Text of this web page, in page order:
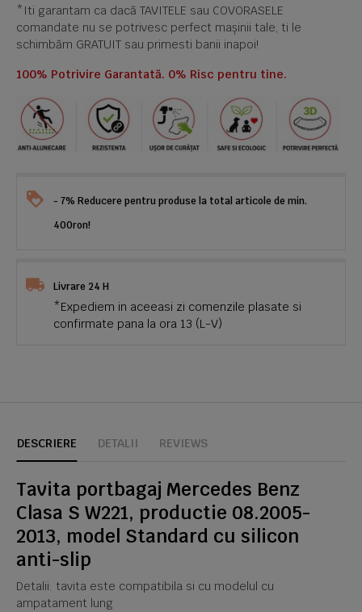
*Iti garantam ca dacă TAVITELE sau COVORASELE
comandate nu se potrivesc perfect mașinii tale, ti le
schimbăm GRATUIT sau primesti banii inapoi!
100% Potrivire Garantată. 0% Risc pentru tine.
- 7% Reducere pentru produse la total articole de min.
400ron!
Livrare 24 H
*Expediem in aceeasi zi comenzile plasate si
confirmate pana la ora 13 (L-V)
DESCRIERE DETALII REVIEWS
Tavita portbagaj Mercedes Benz
Clasa S W221, productie 08.2005-
2013, model Standard cu silicon
anti-slip
Detalii: tavita este compatibila si cu modelul cu
ampatament lung